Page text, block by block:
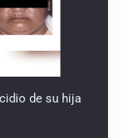
de su hija